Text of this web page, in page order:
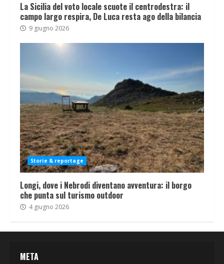
La Sicilia del voto locale scuote il centrodestra: il
campo largo respira, De Luca resta ago della bilancia
9 giugno 2026
Storie & reportage
Longi, dove i Nebrodi diventano avventura: il borgo
che punta sul turismo outdoor
4 giugno 2026
META